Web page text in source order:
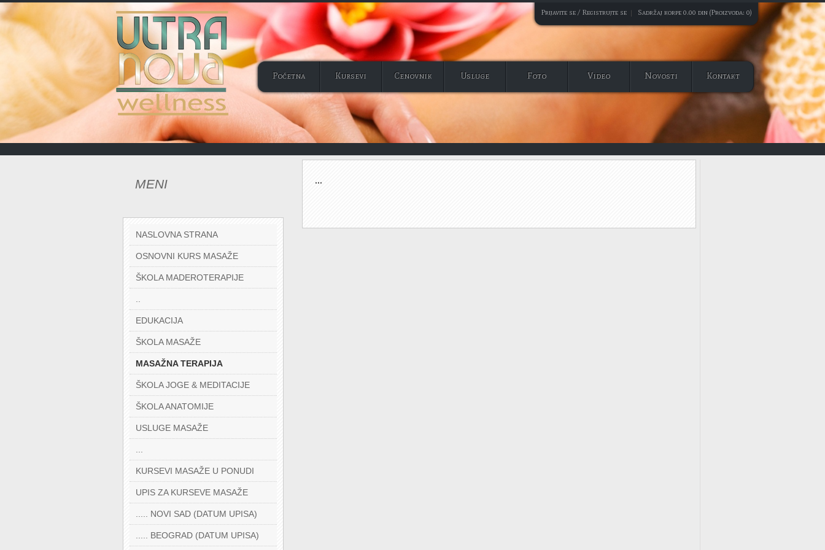
Prijavite se / Registrujte se | Sadržaj korpe 0.00 din (Proizvoda: 0)
Početna Kursevi Cenovnik Usluge Foto Video Novosti Kontakt
MENI
NASLOVNA STRANA
OSNOVNI KURS MASAŽE
ŠKOLA MADEROTERAPIJE
EDUKACIJA
ŠKOLA MASAŽE
MASAŽNA TERAPIJA
ŠKOLA JOGE & MEDITACIJE
ŠKOLA ANATOMIJE
USLUGE MASAŽE
KURSEVI MASAŽE U PONUDI
UPIS ZA KURSEVE MASAŽE
..... NOVI SAD (DATUM UPISA)
..... BEOGRAD (DATUM UPISA)
...